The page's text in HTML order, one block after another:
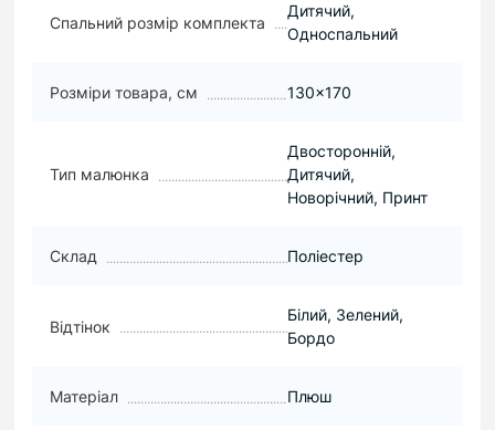
Спальний розмір комплекта
Дитячий,
Односпальний
Розміри товара, см 130×170
Тип малюнка
Двосторонній,
Дитячий,
Новорічний, Принт
Склад Поліестер
Відтінок
Білий, Зелений,
Бордо
Матеріал Плюш